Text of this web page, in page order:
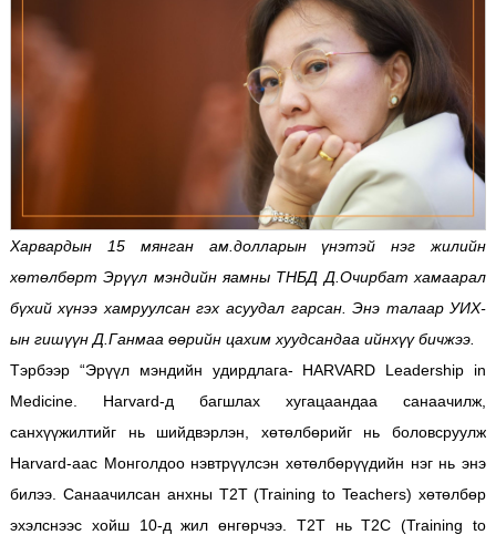
Харвардын 15 мянган ам.долларын үнэтэй нэг жилийн
хөтөлбөрт Эрүүл мэндийн яамны ТНБД Д.Очирбат хамаарал
бүхий хүнээ хамруулсан гэх асуудал гарсан. Энэ талаар УИХ-
ын гишүүн Д.Ганмаа өөрийн цахим хуудсандаа ийнхүү бичжээ.
Тэрбээр “Эрүүл мэндийн удирдлага- HARVARD Leadership in
Medicine. Harvard-д багшлах хугацаандаа санаачилж,
санхүүжилтийг нь шийдвэрлэн, хөтөлбөрийг нь боловсруулж
Harvard-аас Монголдоо нэвтрүүлсэн хөтөлбөрүүдийн нэг нь энэ
билээ. Санаачилсан анхны T2T (Training to Teachers) хөтөлбөр
эхэлснээс хойш 10-д жил өнгөрчээ. T2T нь T2C (Training to